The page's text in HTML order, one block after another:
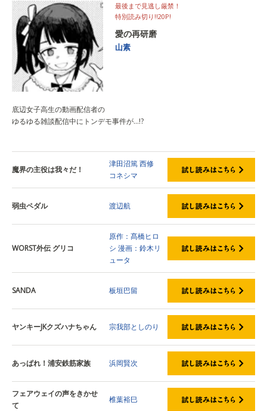
最後まで見逃し厳禁！
特別読み切り!!20P!
愛の再研磨
山素
底辺女子高生の動画配信者の
ゆるゆる雑談配信中にトンデモ事件が…!?
魔界の主役は我々だ！
津田沼篤西修
コネシマ
弱虫ペダル 渡辺航
WORST外伝 グリコ
原作：髙橋ヒロ
シ 漫画：鈴木リ
ュータ
SANDA 板垣巴留
ヤンキーJKクズハナちゃん 宗我部としのり
あっぱれ！浦安鉄筋家族 浜岡賢次
フェアウェイの声をきかせ
て
椎葉裕巳